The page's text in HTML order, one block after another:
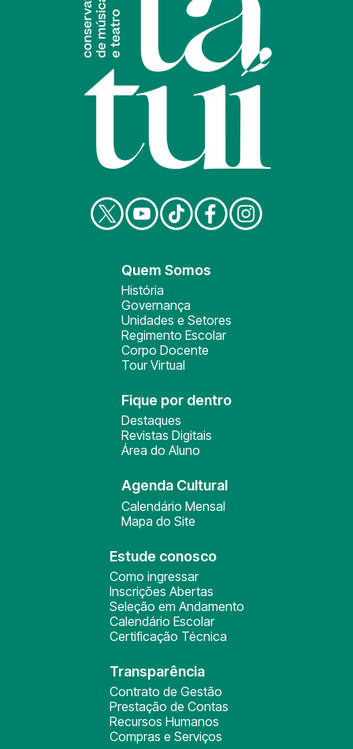
Quem Somos
História
Governança
Unidades e Setores
Regimento Escolar
Corpo Docente
Tour Virtual
Fique por dentro
Destaques
Revistas Digitais
Área do Aluno
Agenda Cultural
Calendário Mensal
Mapa do Site
Estude conosco
Como ingressar
Inscrições Abertas
Seleção em Andamento
Calendário Escolar
Certificação Técnica
Transparência
Contrato de Gestão
Prestação de Contas
Recursos Humanos
Compras e Serviços